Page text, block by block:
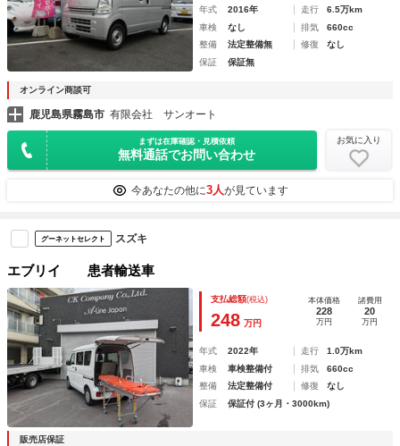
年式 2016年 走行
6.5万km
車検
なし 排気
660cc
整備
法定整備無 修復
なし
保証
保証無
オンライン商談可
鹿児島県霧島市 有限会社 サンオート
まずは在庫確認・見積依頼
無料通話でお問い合わせ
お気に入り
今あなたの他に3人が見ています
グーネットセレクト スズキ
エブリイ 患者輸送車
支払総額(税込)
248 万円
本体価格
228
万円
諸費用
20
万円
年式 2022年 走行
1.0万km
車検
車検整備付 排気
660cc
整備
法定整備付 修復
なし
保証
保証付 (3ヶ月・3000km)
販売店保証